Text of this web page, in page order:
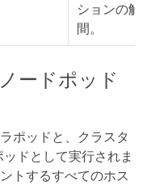
ションの解
間。
ードポッド
ポッドと、クラスタ
ドとして実行されま
トするすべてのホス